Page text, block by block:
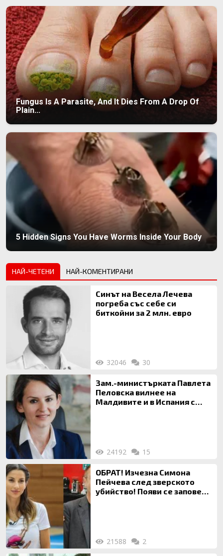
Fungus Is A Parasite, And It Dies From A Drop Of
Plain...
5 Hidden Signs You Have Worms Inside Your Body
НАЙ-ЧЕТЕНИ НАЙ-КОМЕНТИРАНИ
Синът на Весела Лечева
погреба със себе си
биткойни за 2 млн. евро
32046 30
Зам.-министърката Павлета
Пеловска вилнее на
Малдивите и в Испания с
24192 15
ОБРАТ! Изчезна Симона
Пейчева след зверското
убийство! Появи се заповед
21588 2